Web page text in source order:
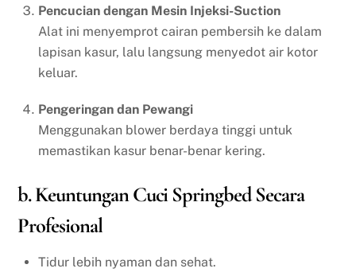
Pencucian dengan Mesin Injeksi-Suction
Alat ini menyemprot cairan pembersih ke dalam
lapisan kasur, lalu langsung menyedot air kotor
keluar.
Pengeringan dan Pewangi
Menggunakan blower berdaya tinggi untuk
memastikan kasur benar-benar kering.
b. Keuntungan Cuci Springbed Secara
Profesional
Tidur lebih nyaman dan sehat.